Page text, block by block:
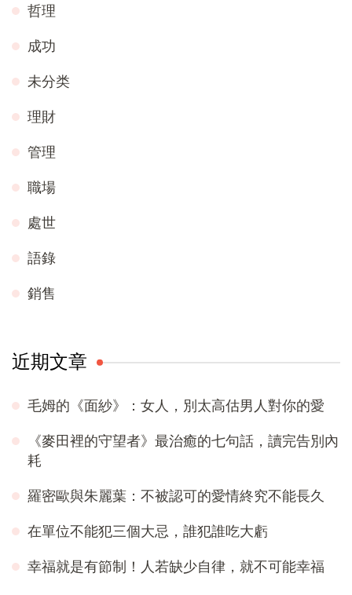
哲理
成功
未分类
理財
管理
職場
處世
語錄
銷售
近期文章
毛姆的《面紗》：女人，別太高估男人對你的愛
《麥田裡的守望者》最治癒的七句話，讀完告別內
耗
羅密歐與朱麗葉：不被認可的愛情終究不能長久
在單位不能犯三個大忌，誰犯誰吃大虧
幸福就是有節制！人若缺少自律，就不可能幸福